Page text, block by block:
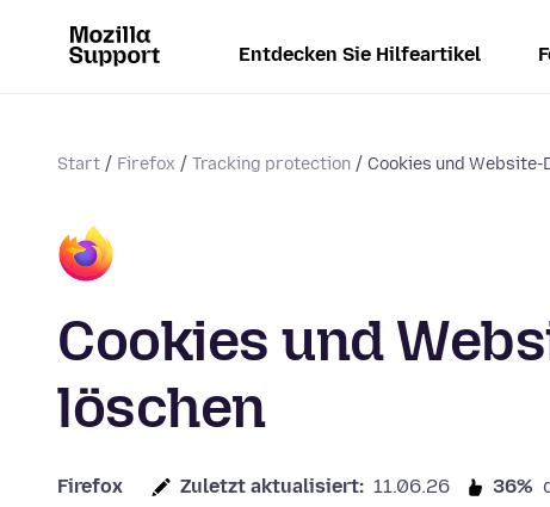
Entdecken Sie Hilfeartikel
Start Firefox Tracking protection Cookies und
Cookies und
löschen
Firefox Zuletzt aktualisiert: 11.06.26 36%